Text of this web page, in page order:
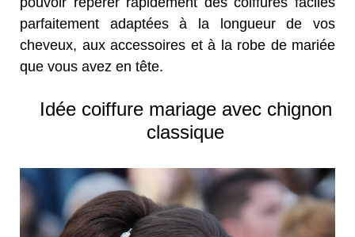
parfaitement adaptées à la longueur de vos
cheveux, aux accessoires et à la robe de mariée
que vous avez en tête.
Idée coiffure mariage avec chignon
classique